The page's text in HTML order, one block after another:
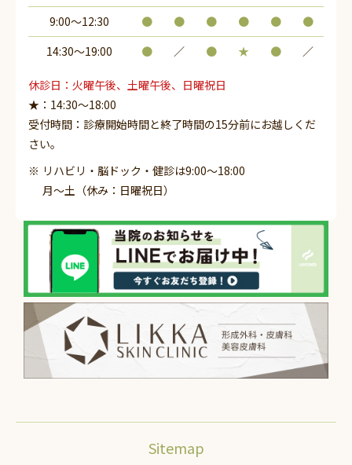
9:00～12:30
● ● ● ● ●
●
14:30〜19:00
● ／ ● ★ ● ／
休診日：火曜午後、土曜午後、日曜祝日
★：14:30～18:00
受付時間：診療開始時間と終了時間の15分前にお越しくだ
さい。
リハビリ・脳ドック・健診は9:00～18:00
月～土（休み：日曜祝日）
Sitemap